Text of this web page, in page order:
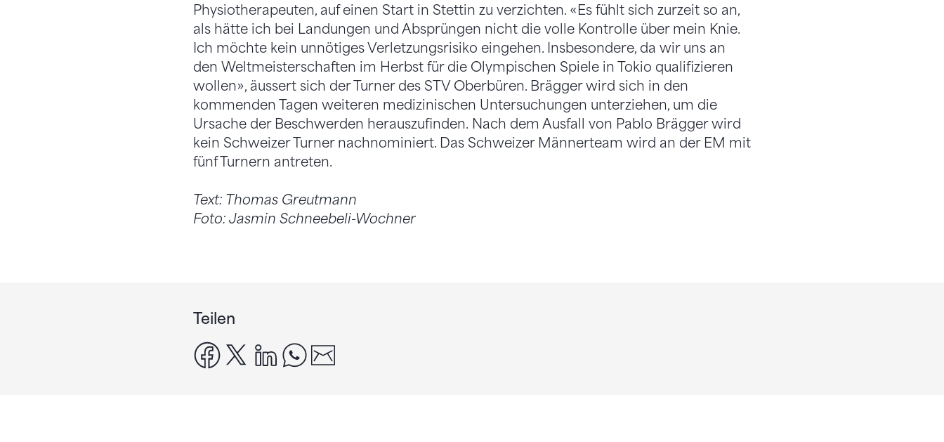
Physiotherapeuten, auf einen Start in Stettin zu verzichten. «Es fühlt sich zurzeit so an,
als hätte ich bei Landungen und Absprüngen nicht die volle Kontrolle über mein Knie.
Ich möchte kein unnötiges Verletzungsrisiko eingehen. Insbesondere, da wir uns an
den Weltmeisterschaften im Herbst für die Olympischen Spiele in Tokio qualifizieren
wollen», äussert sich der Turner des STV Oberbüren. Brägger wird sich in den
kommenden Tagen weiteren medizinischen Untersuchungen unterziehen, um die
Ursache der Beschwerden herauszufinden. Nach dem Ausfall von Pablo Brägger wird
kein Schweizer Turner nachnominiert. Das Schweizer Männerteam wird an der EM mit
fünf Turnern antreten.
Text: Thomas Greutmann
Foto: Jasmin Schneebeli-Wochner
Teilen
facebook
x linkedinwhatsapp